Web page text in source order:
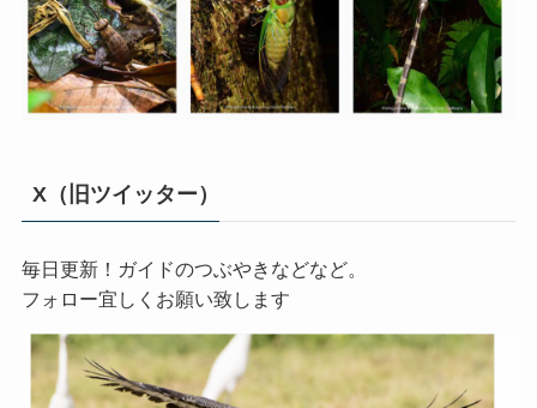
X（旧ツイッター）
毎日更新！ガイドのつぶやきなどなど。
フォロー宜しくお願い致します